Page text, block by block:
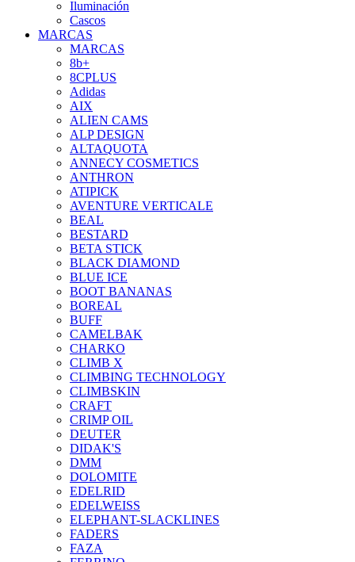
Iluminación
Cascos
MARCAS
MARCAS
8b+
8CPLUS
Adidas
AIX
ALIEN CAMS
ALP DESIGN
ALTAQUOTA
ANNECY COSMETICS
ANTHRON
ATIPICK
AVENTURE VERTICALE
BEAL
BESTARD
BETA STICK
BLACK DIAMOND
BLUE ICE
BOOT BANANAS
BOREAL
BUFF
CAMELBAK
CHARKO
CLIMB X
CLIMBING TECHNOLOGY
CLIMBSKIN
CRAFT
CRIMP OIL
DEUTER
DIDAK'S
DMM
DOLOMITE
EDELRID
EDELWEISS
ELEPHANT-SLACKLINES
FADERS
FAZA